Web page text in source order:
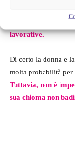
look per essere
lavorative.
Di certo la donna e
molta probabilità per
Tuttavia, non è
sua chioma non